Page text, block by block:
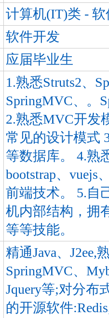
计算机(IT)类 -
软件开发
应届毕业生
1.熟悉Struts2、
SpringMVC、。
2.熟悉MVC开发
常见的设计模式
等数据库。 4.熟
bootstrap、
前端技术。 5.自
机内部结构，拥
等等技能。
精通Java、J2ee,
SpringMVC、
Jquery等;对分布
的开源软件